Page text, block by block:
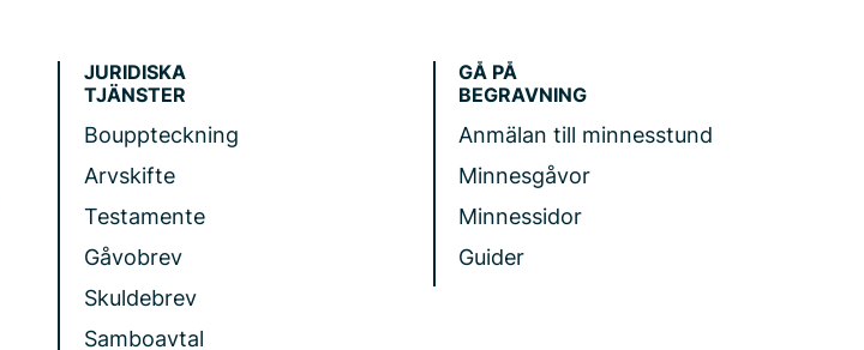
JURIDISKA
TJÄNSTER
Bouppteckning
Arvskifte
Testamente
Gåvobrev
Skuldebrev
Samboavtal
GÅ PÅ
BEGRAVNING
Anmälan till minnesstund
Minnesgåvor
Minnessidor
Guider